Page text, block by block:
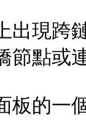
出現跨
節點或
板的